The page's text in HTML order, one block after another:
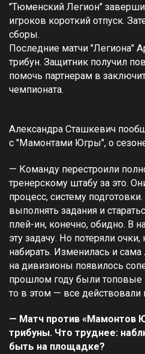
"Тюменский Легион"
игроков короткий отпуск.
сборы.
Последние матчи "Легиона"
трибун. Защитник получил
помочь партнерам в
чемпионата.
Александра Сташкевич
с "Мамонтами Югры", о
— Команду перестроили
тренерскому штабу за это.
процесс, систему
выполнять задания и
плей-ин, конечно, обидно. В
эту задачу. Но потеряли
набирать. Изменилась и
на дивизионы появилось
прошлом году были топовые
то в этом — все действовали
— Матч против «Мамонтов
трибуны. Что труднее:
быть на площадке?